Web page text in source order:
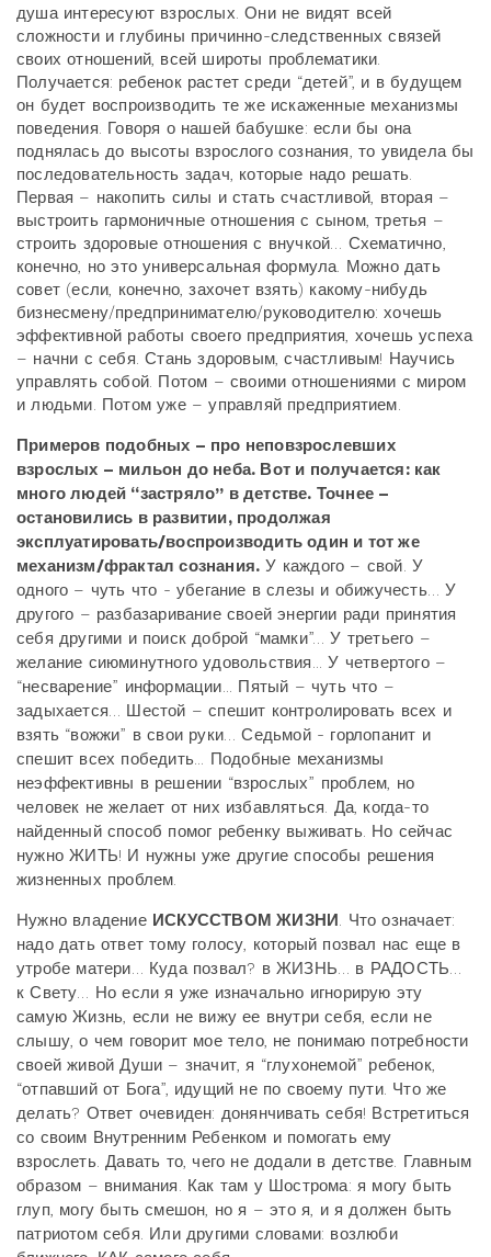
душа интересуют взрослых. Они не видят всей
сложности и глубины причинно-следственных связей
своих отношений, всей широты проблематики.
Получается: ребенок растет среди “детей”, и в будущем
он будет воспроизводить те же искаженные механизмы
поведения. Говоря о нашей бабушке: если бы она
поднялась до высоты взрослого сознания, то увидела бы
последовательность задач, которые надо решать.
Первая – накопить силы и стать счастливой, вторая –
выстроить гармоничные отношения с сыном, третья –
строить здоровые отношения с внучкой… Схематично,
конечно, но это универсальная формула. Можно дать
совет (если, конечно, захочет взять) какому-нибудь
бизнесмену/предпринимателю/руководителю: хочешь
эффективной работы своего предприятия, хочешь успеха
– начни с себя. Стань здоровым, счастливым! Научись
управлять собой. Потом – своими отношениями с миром
и людьми. Потом уже – управляй предприятием.
Примеров подобных – про неповзрослевших
взрослых – мильон до неба. Вот и получается: как
много людей “застряло” в детстве. Точнее –
остановились в развитии, продолжая
эксплуатировать/воспроизводить один и тот же
механизм/фрактал сознания. У каждого – свой. У
одного – чуть что - убегание в слезы и обижучесть… У
другого – разбазаривание своей энергии ради принятия
себя другими и поиск доброй “мамки”… У третьего –
желание сиюминутного удовольствия... У четвертого –
“несварение” информации... Пятый – чуть что –
задыхается… Шестой – спешит контролировать всех и
взять “вожжи” в свои руки… Седьмой - горлопанит и
спешит всех победить... Подобные механизмы
неэффективны в решении “взрослых” проблем, но
человек не желает от них избавляться. Да, когда-то
найденный способ помог ребенку выживать. Но сейчас
нужно ЖИТЬ! И нужны уже другие способы решения
жизненных проблем.
Нужно владение ИСКУССТВОМ ЖИЗНИ . Что означает:
надо дать ответ тому голосу, который позвал нас еще в
утробе матери… Куда позвал? в ЖИЗНЬ… в РАДОСТЬ…
к Свету… Но если я уже изначально игнорирую эту
самую Жизнь, если не вижу ее внутри себя, если не
слышу, о чем говорит мое тело, не понимаю потребности
своей живой Души – значит, я “глухонемой” ребенок,
“отпавший от Бога”, идущий не по своему пути. Что же
делать? Ответ очевиден: донянчивать себя! Встретиться
со своим Внутренним Ребенком и помогать ему
взрослеть. Давать то, чего не додали в детстве. Главным
образом – внимания. Как там у Шострома: я могу быть
глуп, могу быть смешон, но я – это я, и я должен быть
патриотом себя. Или другими словами: возлюби